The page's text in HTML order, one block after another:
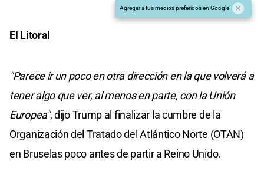
Agregar a tus medios preferidos en Google
El Litoral
"Parece ir un poco en otra dirección en la que volverá a
tener algo que ver, al menos en parte, con la Unión
Europea", dijo Trump al finalizar la cumbre de la
Organización del Tratado del Atlántico Norte (OTAN)
en Bruselas poco antes de partir a Reino Unido.